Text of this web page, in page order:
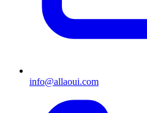
info@allaoui.com